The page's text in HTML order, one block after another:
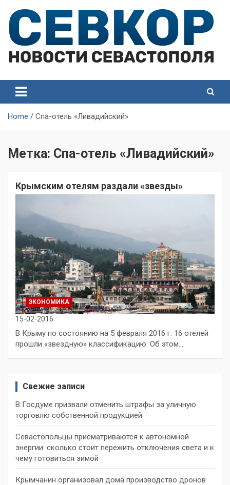
content
Севастополя
Севастополя
Home Спа-отель «Ливадийский»
Метка: Спа-отель «Ливадийский»
Крымским отелям раздали «звезды»
ЭКОНОМИКА
15-02-2016
В Крыму по состоянию на 5 февраля 2016 г. 16 отелей
прошли «звездную» классификацию. Об этом…
Свежие записи
В Госдуме призвали отменить штрафы за уличную
торговлю собственной продукцией
Севастопольцы присматриваются к автономной
энергии: сколько стоит пережить отключения света и к
чему готовиться зимой
Крымчанин организовал дома производство дронов